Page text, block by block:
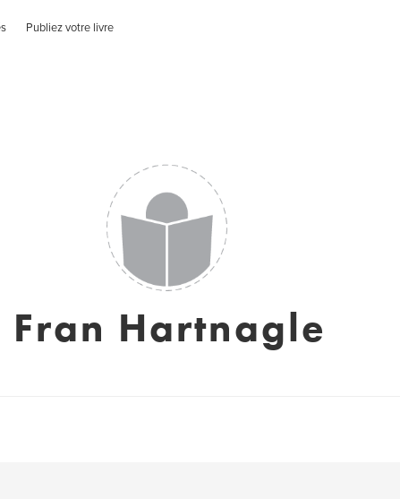
Publiez votre livre
Fran Hartnagle